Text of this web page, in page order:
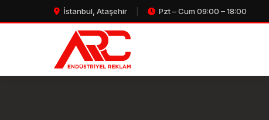
İstanbul, Ataşehir Pzt – Cum 09:00 – 18:00